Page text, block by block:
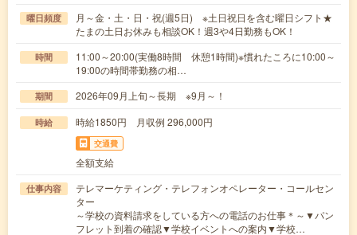
曜日頻度
月～金・土・日・祝(週5日) ※土日祝日を含む曜日シフト★
たまの土日お休みも相談OK！週3や4日勤務もOK！
時間
11:00～20:00(実働8時間 休憩1時間)※慣れたころに10:00～
19:00の時間帯勤務の相…
期間 2026年09月上旬～長期 ※9月～！
時給 時給1850円 月収例 296,000円
交通費
全額支給
仕事内容
テレマーケティング・テレフォンオペレーター・コールセン
ター
～学校の資料請求をしている方への電話のお仕事＊～▼パン
フレット到着の確認▼学校イベントへの案内▼学校…